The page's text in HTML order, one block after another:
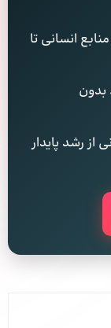
انسانی تا
بدون
از رشد پایدار